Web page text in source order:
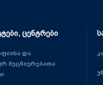
ცენტრები
და
მეცნიერებათა